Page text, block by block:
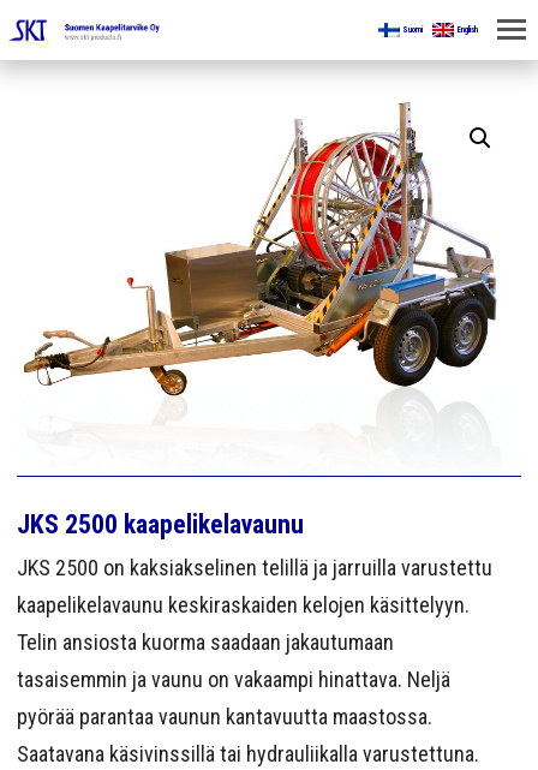
Suomi English
KAIKKI OSASTOT
KAAPELINKÄSITTELYLAITTEET
JÄNNITETYÖLINJAVARUSTEET
YHTEYS
JKS 2500 kaapelikelavaunu
JKS 2500 on kaksiakselinen telillä ja jarruilla varustettu
kaapelikelavaunu keskiraskaiden kelojen käsittelyyn.
Telin ansiosta kuorma saadaan jakautumaan
tasaisemmin ja vaunu on vakaampi hinattava. Neljä
pyörää parantaa vaunun kantavuutta maastossa.
Saatavana käsivinssillä tai hydrauliikalla varustettuna.